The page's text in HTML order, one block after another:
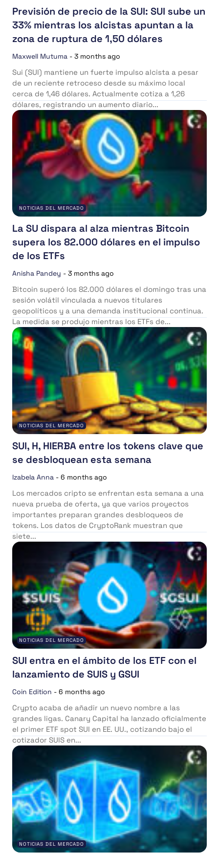
Previsión de precio de la SUI: SUI sube un
33% mientras los alcistas apuntan a la
zona de ruptura de 1,50 dólares
Maxwell Mutuma - 3 months ago
Sui (SUI) mantiene un fuerte impulso alcista a pesar
de un reciente retroceso desde su máximo local
cerca de 1,46 dólares. Actualmente cotiza a 1,26
dólares, registrando un aumento diario...
NOTICIAS DEL MERCADO
La SU dispara al alza mientras Bitcoin
supera los 82.000 dólares en el impulso
de los ETFs
Anisha Pandey - 3 months ago
Bitcoin superó los 82.000 dólares el domingo tras una
sesión volátil vinculada a nuevos titulares
geopolíticos y a una demanda institucional continua.
La medida se produjo mientras los ETFs de...
NOTICIAS DEL MERCADO
SUI, H, HIERBA entre los tokens clave que
se desbloquean esta semana
Izabela Anna - 6 months ago
Los mercados cripto se enfrentan esta semana a una
nueva prueba de oferta, ya que varios proyectos
importantes preparan grandes desbloqueos de
tokens. Los datos de CryptoRank muestran que
siete...
NOTICIAS DEL MERCADO
SUI entra en el ámbito de los ETF con el
lanzamiento de SUIS y GSUI
Coin Edition - 6 months ago
Crypto acaba de añadir un nuevo nombre a las
grandes ligas. Canary Capital ha lanzado oficialmente
el primer ETF spot SUI en EE. UU., cotizando bajo el
cotizador SUIS en...
NOTICIAS DEL MERCADO